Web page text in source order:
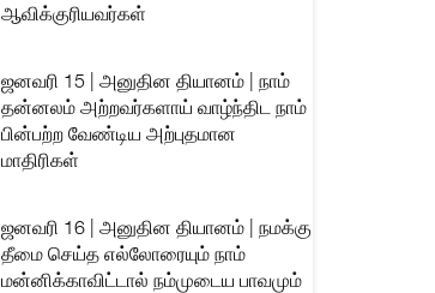
ஆவிக்குரியவர்கள்
ஜனவரி 15 | அனுதின தியானம் | நாம்
தன்னலம் அற்றவர்களாய் வாழ்ந்திட நாம்
பின்பற்ற வேண்டிய அற்புதமான
மாதிரிகள்
ஜனவரி 16 | அனுதின தியானம் | நமக்கு
தீமை செய்த எல்லோரையும் நாம்
மன்னிக்காவிட்டால் நம்முடைய பாவமும்